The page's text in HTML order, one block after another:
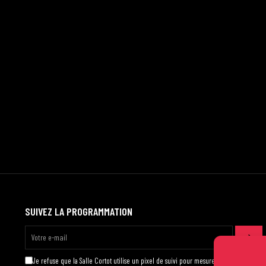
SUIVEZ LA PROGRAMMATION
Je refuse que la Salle Cortot utilise un pixel de suivi pour mesurer l'ouverture des